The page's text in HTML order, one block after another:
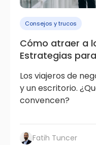
Consejos y trucos
Cómo atraer a
Estrategias
Los viajeros de
y un escritorio.
convencen?
Fatih Tuncer